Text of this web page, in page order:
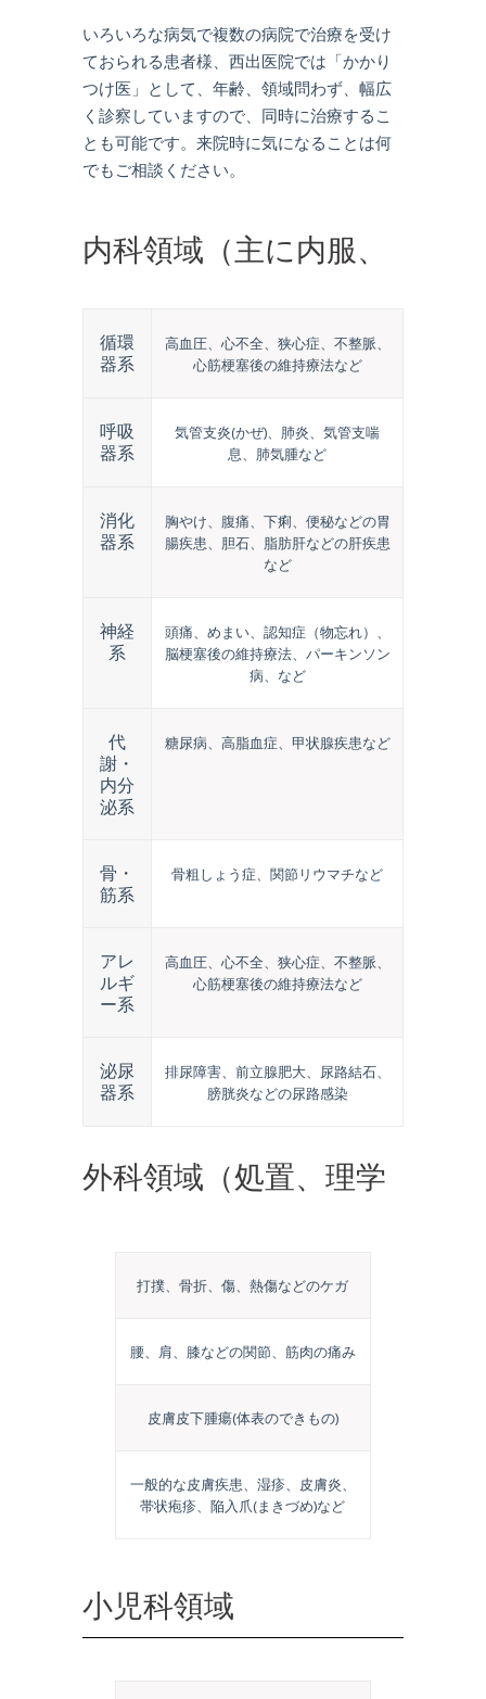
いろいろな病気で複数の病院で治療を受け
ておられる患者様、西出医院では「かかり
つけ医」として、年齢、領域問わず、幅広
く診察していますので、同時に治療するこ
とも可能です。来院時に気になることは何
でもご相談ください。
内科領域（主に内服、
の）
循環
器系
高血圧、心不全、狭心症、不整脈、
心筋梗塞後の維持療法など
呼吸
器系
気管支炎(かぜ)、肺炎、気管支喘
息、肺気腫など
消化
器系
胸やけ、腹痛、下痢、便秘などの胃
腸疾患、胆石、脂肪肝などの肝疾患
など
神経
系
頭痛、めまい、認知症（物忘れ）、
脳梗塞後の維持療法、パーキンソン
病、など
代
謝・
内分
泌系
糖尿病、高脂血症、甲状腺疾患など
骨・
筋系
骨粗しょう症、関節リウマチなど
アレ
ルギ
ー系
高血圧、心不全、狭心症、不整脈、
心筋梗塞後の維持療法など
泌尿
器系
排尿障害、前立腺肥大、尿路結石、
膀胱炎などの尿路感染
外科領域（処置、理学
要なもの）
打撲、骨折、傷、熱傷などのケガ
腰、肩、膝などの関節、筋肉の痛み
皮膚皮下腫瘍(体表のできもの)
一般的な皮膚疾患、湿疹、皮膚炎、
帯状疱疹、陥入爪(まきづめ)など
小児科領域